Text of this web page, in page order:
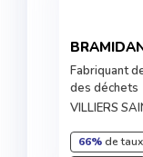
Fabriquant
des déchets
VILLIERS
66%de